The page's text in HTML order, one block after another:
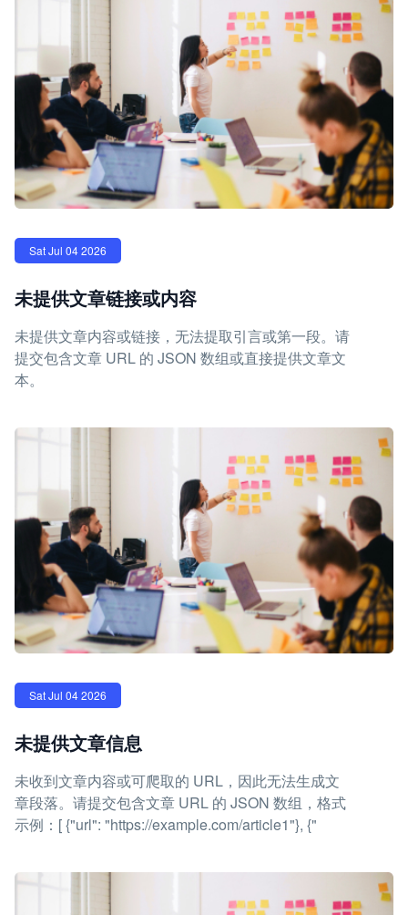
Sat Jul 04 2026
未提供文章链接或内容
未提供文章内容或链接，无法提取引言或第一段。请
提交包含文章 URL 的 JSON 数组或直接提供文章文
本。
Sat Jul 04 2026
未提供文章信息
未收到文章内容或可爬取的 URL，因此无法生成文
章段落。请提交包含文章 URL 的 JSON 数组，格式
示例：[ {"url": "https://example.com/article1"}, {"